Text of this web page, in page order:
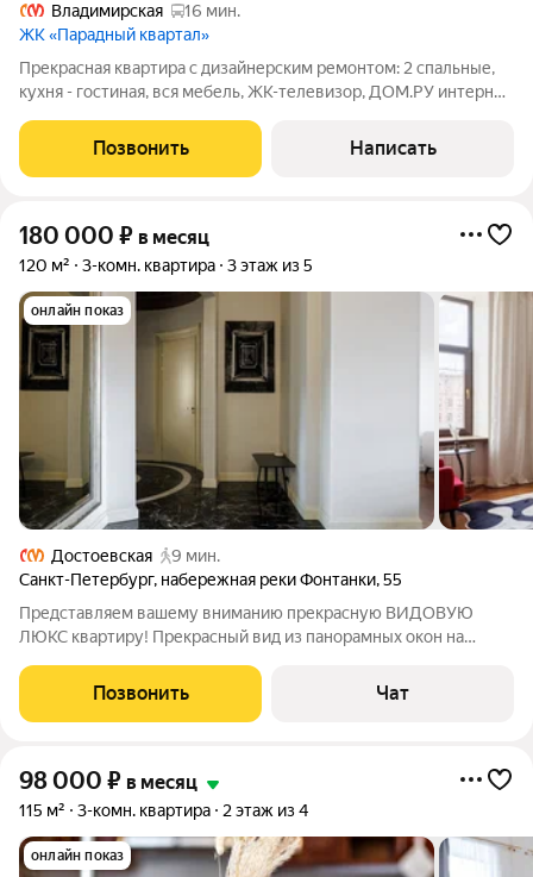
Владимирская
16 мин.
ЖК «Парадный квартал»
Прекрасная квартира с дизайнерским ремонтом: 2 спальные,
кухня - гостиная, вся мебель, ЖК-телевизор, ДОМ.РУ интернет
двор на живописный плющ, круглосуточная охрана,
пассажирский лифт,
Позвонить Написать
180 000 ₽ в месяц
120 м² 3-комн. квартира 3 этаж из 5
онлайн показ
Достоевская
9 мин.
Санкт-Петербург, набережная реки Фонтанки,55
Представляем вашему вниманию прекрасную ВИДОВУЮ
ЛЮКС квартиру! Прекрасный вид из панорамных окон на
Петербурга, на набережной реки Фонтанки, в окружение
уникальной архитектуры ХIХ века.
Позвонить Чат
98 000 ₽ в месяц
115 м² 3-комн. квартира 2 этаж из 4
онлайн показ